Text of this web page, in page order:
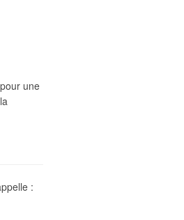
une
: